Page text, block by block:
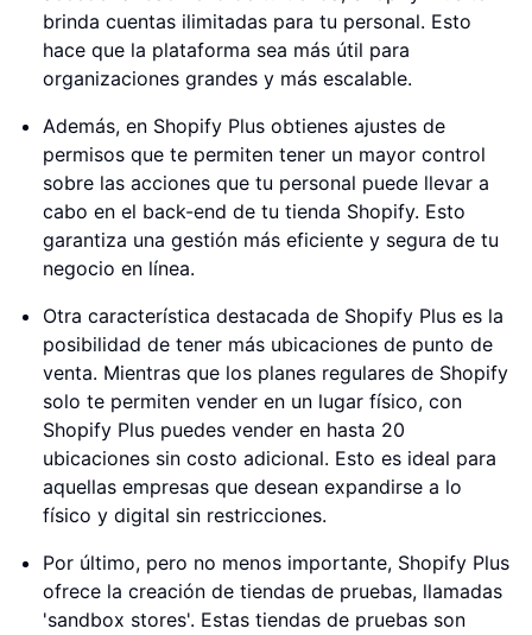
brinda cuentas ilimitadas para tu personal. Esto
hace que la plataforma sea más útil para
organizaciones grandes y más escalable.
Además, en Shopify Plus obtienes ajustes de
permisos que te permiten tener un mayor control
sobre las acciones que tu personal puede llevar a
cabo en el back-end de tu tienda Shopify. Esto
garantiza una gestión más eficiente y segura de tu
negocio en línea.
Otra característica destacada de Shopify Plus es la
posibilidad de tener más ubicaciones de punto de
venta. Mientras que los planes regulares de Shopify
solo te permiten vender en un lugar físico, con
Shopify Plus puedes vender en hasta 20
ubicaciones sin costo adicional. Esto es ideal para
aquellas empresas que desean expandirse a lo
físico y digital sin restricciones.
Por último, pero no menos importante, Shopify Plus
ofrece la creación de tiendas de pruebas, llamadas
'sandbox stores'. Estas tiendas de pruebas son